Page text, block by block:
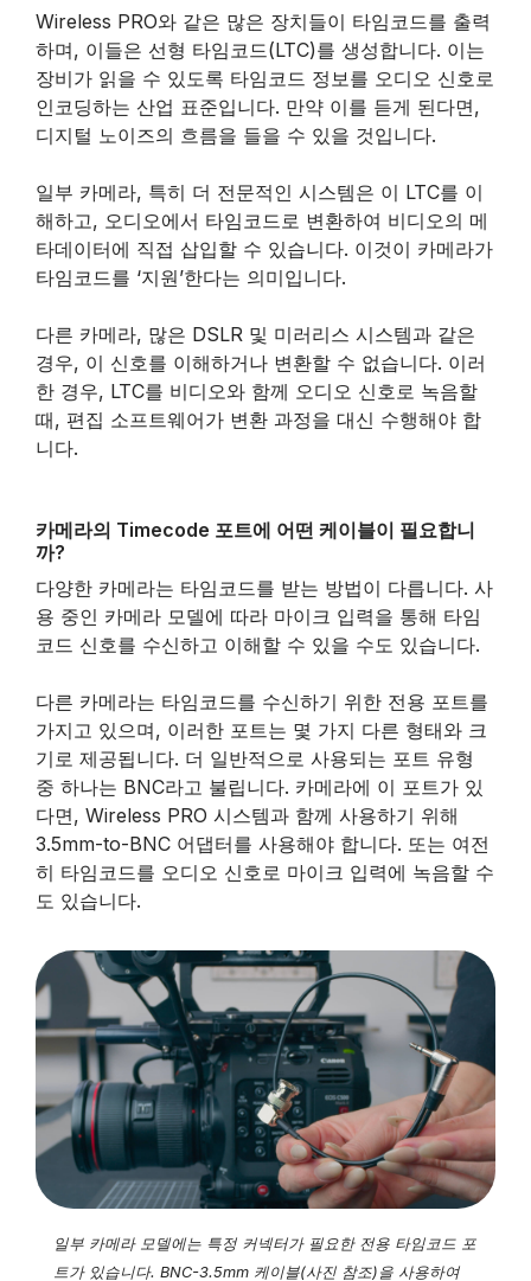
Wireless PRO와 같은 많은 장치들이 타임코드를 출력
하며, 이들은 선형 타임코드(LTC)를 생성합니다. 이는
장비가 읽을 수 있도록 타임코드 정보를 오디오 신호로
인코딩하는 산업 표준입니다. 만약 이를 듣게 된다면,
디지털 노이즈의 흐름을 들을 수 있을 것입니다.
일부 카메라, 특히 더 전문적인 시스템은 이 LTC를 이
해하고, 오디오에서 타임코드로 변환하여 비디오의 메
타데이터에 직접 삽입할 수 있습니다. 이것이 카메라가
타임코드를 ‘지원’한다는 의미입니다.
다른 카메라, 많은 DSLR 및 미러리스 시스템과 같은
경우, 이 신호를 이해하거나 변환할 수 없습니다. 이러
한 경우, LTC를 비디오와 함께 오디오 신호로 녹음할
때, 편집 소프트웨어가 변환 과정을 대신 수행해야 합
니다.
카메라의 Timecode 포트에 어떤 케이블이 필요합니
까?
다양한 카메라는 타임코드를 받는 방법이 다릅니다. 사
용 중인 카메라 모델에 따라 마이크 입력을 통해 타임
코드 신호를 수신하고 이해할 수 있을 수도 있습니다.
다른 카메라는 타임코드를 수신하기 위한 전용 포트를
가지고 있으며, 이러한 포트는 몇 가지 다른 형태와 크
기로 제공됩니다. 더 일반적으로 사용되는 포트 유형
중 하나는 BNC라고 불립니다. 카메라에 이 포트가 있
다면, Wireless PRO 시스템과 함께 사용하기 위해
3.5mm-to-BNC 어댑터를 사용해야 합니다. 또는 여전
히 타임코드를 오디오 신호로 마이크 입력에 녹음할 수
도 있습니다.
일부 카메라 모델에는 특정 커넥터가 필요한 전용 타임코드 포
트가 있습니다. BNC-3.5mm 케이블(사진 참조)을 사용하여